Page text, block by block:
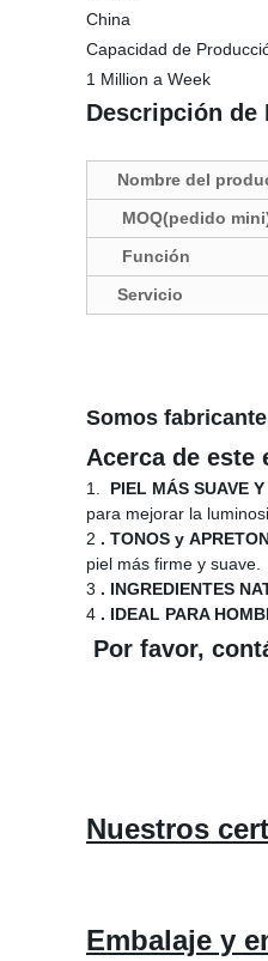
China
Capacidad de
1 Million a Week
Descripción de
Nombre del
MOQ(pedido
Función
Servicio
Somos
Acerca de este
1. PIEL MÁS SUAVE
para mejorar la
2 . TONOS y
piel más firme y suave.
3 . INGREDIENTES
4 . IDEAL PARA
Por favor,
Nuestros
Embalaje y